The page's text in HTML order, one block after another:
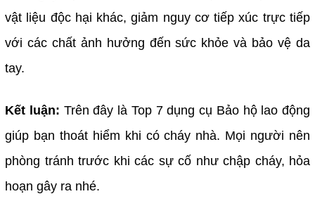
vật liệu độc hại khác, giảm nguy cơ tiếp xúc trực tiếp
với các chất ảnh hưởng đến sức khỏe và bảo vệ da
tay.
Kết luận: Trên đây là Top 7 dụng cụ Bảo hộ lao động
giúp bạn thoát hiểm khi có cháy nhà. Mọi người nên
phòng tránh trước khi các sự cố như chập cháy, hỏa
hoạn gây ra nhé.